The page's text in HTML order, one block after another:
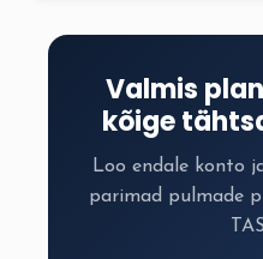
Valmis
kõige
Loo endale konto
parimad pulmade